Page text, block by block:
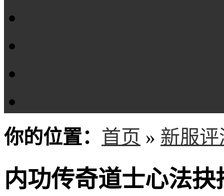
你的位置： 首页 » 新服评
内功传奇道士心法